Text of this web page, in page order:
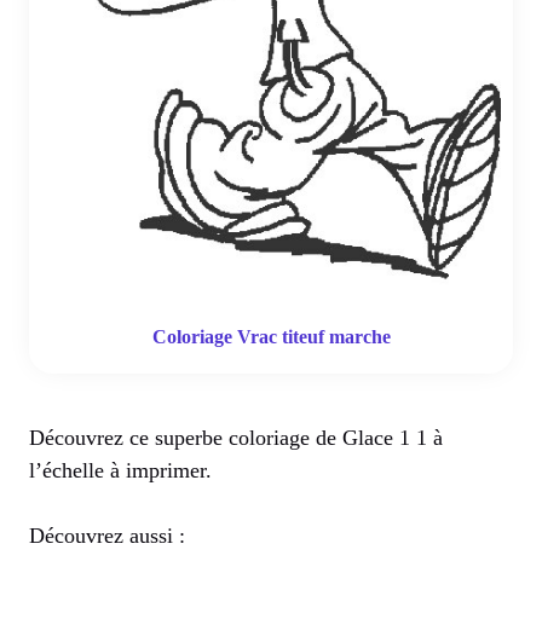
Coloriage Vrac titeuf marche
Découvrez ce superbe coloriage de Glace 1 1 à
l’échelle à imprimer.
Découvrez aussi :